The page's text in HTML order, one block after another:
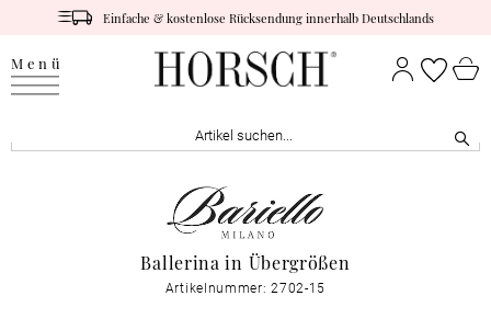
Einfache & kostenlose Rücksendung innerhalb Deutschlands
Menü
Ballerina in Übergrößen
Artikelnummer: 2702-15